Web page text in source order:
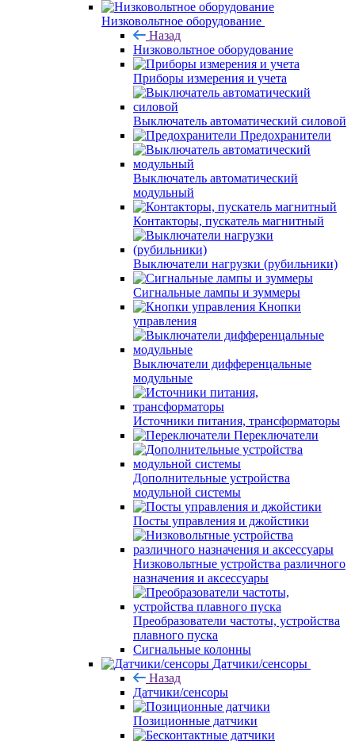
Низковольтное оборудование
Назад
Низковольтное оборудование
Приборы измерения и учета
Выключатель автоматический силовой
Предохранители
Выключатель автоматический
модульный
Контакторы, пускатель магнитный
Выключатели нагрузки (рубильники)
Сигнальные лампы и зуммеры
Кнопки
управления
Выключатели дифференцальные
модульные
Источники питания, трансформаторы
Переключатели
Дополнительные устройства
модульной системы
Посты управления и джойстики
Низковольтные устройства различного
назначения и аксессуары
Преобразователи частоты, устройства
плавного пуска
Сигнальные колонны
Датчики/сенсоры
Назад
Датчики/сенсоры
Позиционные датчики